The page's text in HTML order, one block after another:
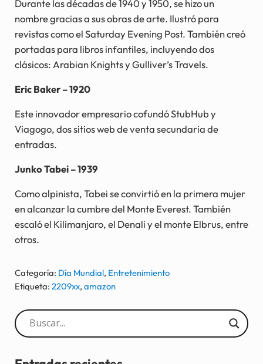
Durante las décadas de 1940 y 1950, se hizo un
nombre gracias a sus obras de arte. Ilustró para
revistas como el Saturday Evening Post. También creó
portadas para libros infantiles, incluyendo dos
clásicos: Arabian Knights y Gulliver’s Travels.
Eric Baker – 1920
Este innovador empresario cofundó StubHub y
Viagogo, dos sitios web de venta secundaria de
entradas.
Junko Tabei – 1939
Como alpinista, Tabei se convirtió en la primera mujer
en alcanzar la cumbre del Monte Everest. También
escaló el Kilimanjaro, el Denali y el monte Elbrus, entre
otros.
Categoría: Día Mundial, Entretenimiento
Etiqueta: 2209xx, amazon
Sidebar